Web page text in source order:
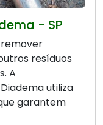
- SP
resíduos
A
utiliza
garantem